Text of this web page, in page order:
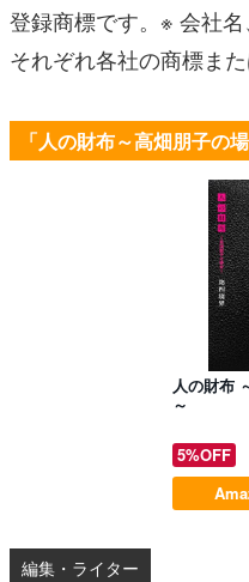
登録商標です。※ 会社名
それぞれ各社の商標また
「人の財布～高畑朋子の
人の財布
～
5%OFF
編集・ライター